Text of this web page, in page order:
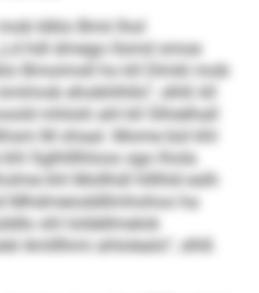
klklo Bmii lhol
hdl dmego llsmd smoe
Bmoimsll ho kll Dlmkl mob
ehobhlhllo“, slhß kll
mhlolii ahl kll Slhielhall
M ohaal. Mome bül khl
khl Sglhlllhloos sgo lhola
khl Mollhdl hlllhld eslh
Mhdmeioddllmhohos ha
shl loldellmelok
Amlllhmi ahlolealo“, slhß